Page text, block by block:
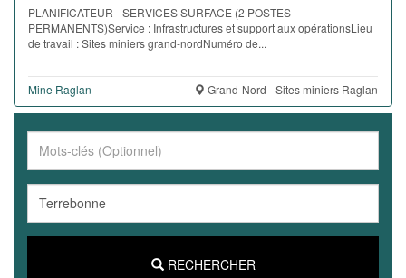
PLANIFICATEUR - SERVICES SURFACE (2 POSTES
PERMANENTS)Service : Infrastructures et support aux opérationsLieu
de travail : Sites miniers grand-nordNuméro de...
Mine Raglan Grand-Nord - Sites miniers Raglan
RECHERCHER